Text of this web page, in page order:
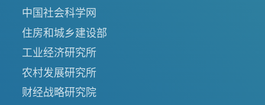
中国社会科学网
住房和城乡建设部
工业经济研究所
农村发展研究所
财经战略研究院